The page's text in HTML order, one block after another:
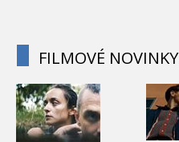
FILMOVÉ NOVINKY